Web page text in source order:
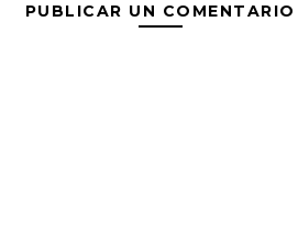
PUBLICAR UN COMENTARIO